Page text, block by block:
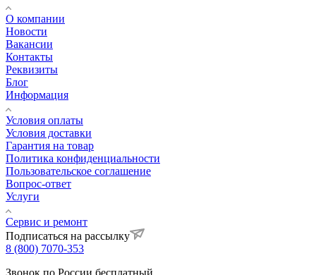
О компании
Новости
Вакансии
Контакты
Реквизиты
Блог
Информация
Условия оплаты
Условия доставки
Гарантия на товар
Политика конфиденциальности
Пользовательское соглашение
Вопрос-ответ
Услуги
Сервис и ремонт
Подписаться на рассылку
8 (800) 7070-353
Звонок по России бесплатный